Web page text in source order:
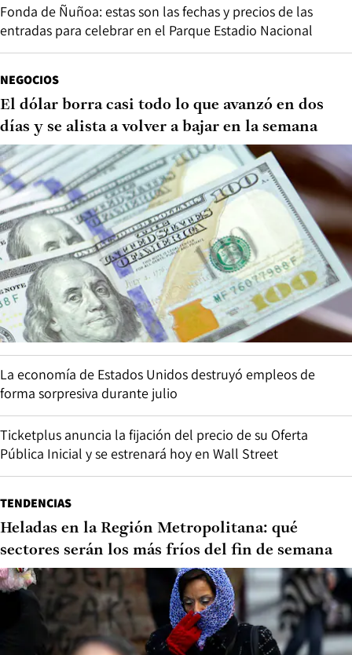
Fonda de Ñuñoa: estas son las fechas y precios de las
entradas para celebrar en el Parque Estadio Nacional
NEGOCIOS
El dólar borra casi todo lo que avanzó en dos
días y se alista a volver a bajar en la semana
La economía de Estados Unidos destruyó empleos de
forma sorpresiva durante julio
Ticketplus anuncia la fijación del precio de su Oferta
Pública Inicial y se estrenará hoy en Wall Street
TENDENCIAS
Heladas en la Región Metropolitana: qué
sectores serán los más fríos del fin de semana